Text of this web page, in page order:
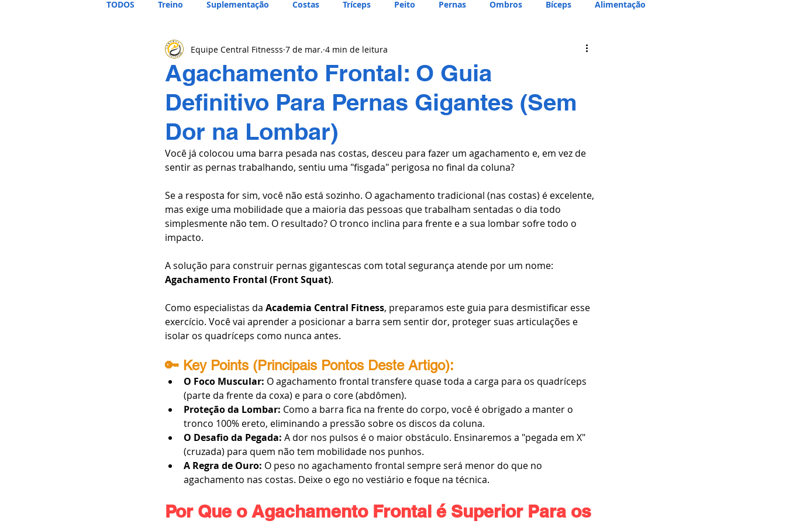
TODOS Treino Suplementação Costas Tríceps Peito Pernas Ombros Bíceps Alimentação
Agachamento Frontal: O Guia
Definitivo Para Pernas Gigantes (Sem
Dor na Lombar)
Equipe Central Fitnesss 7 de mar. 4 min de leitura
Você já colocou uma barra pesada nas costas, desceu para fazer um agachamento e, em vez de
sentir as pernas trabalhando, sentiu uma "fisgada" perigosa no final da coluna?
Se a resposta for sim, você não está sozinho. O agachamento tradicional (nas costas) é excelente,
mas exige uma mobilidade que a maioria das pessoas que trabalham sentadas o dia todo
simplesmente não tem. O resultado? O tronco inclina para frente e a sua lombar sofre todo o
impacto.
A solução para construir pernas gigantescas com total segurança atende por um nome:
Agachamento Frontal (Front Squat).
Como especialistas da Academia Central Fitness, preparamos este guia para desmistificar esse
exercício. Você vai aprender a posicionar a barra sem sentir dor, proteger suas articulações e
isolar os quadríceps como nunca antes.
🔑 Key Points (Principais Pontos Deste Artigo):
O Foco Muscular: O agachamento frontal transfere quase toda a carga para os quadríceps
(parte da frente da coxa) e para o core (abdômen).
Proteção da Lombar: Como a barra fica na frente do corpo, você é obrigado a manter o
tronco 100% ereto, eliminando a pressão sobre os discos da coluna.
O Desafio da Pegada: A dor nos pulsos é o maior obstáculo. Ensinaremos a "pegada em X"
(cruzada) para quem não tem mobilidade nos punhos.
A Regra de Ouro: O peso no agachamento frontal sempre será menor do que no
agachamento nas costas. Deixe o ego no vestiário e foque na técnica.
Por Que o Agachamento Frontal é Superior Para os